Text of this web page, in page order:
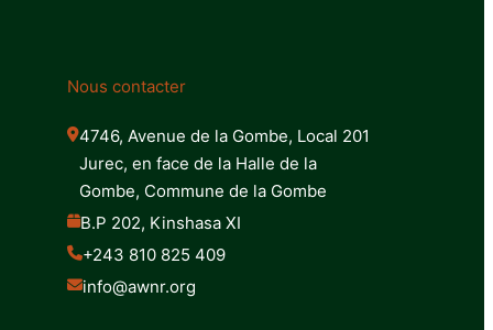
Nous contacter
4746, Avenue de la Gombe, Local 201
Jurec, en face de la Halle de la
Gombe, Commune de la Gombe
B.P 202, Kinshasa XI
+243 810 825 409
info@awnr.org